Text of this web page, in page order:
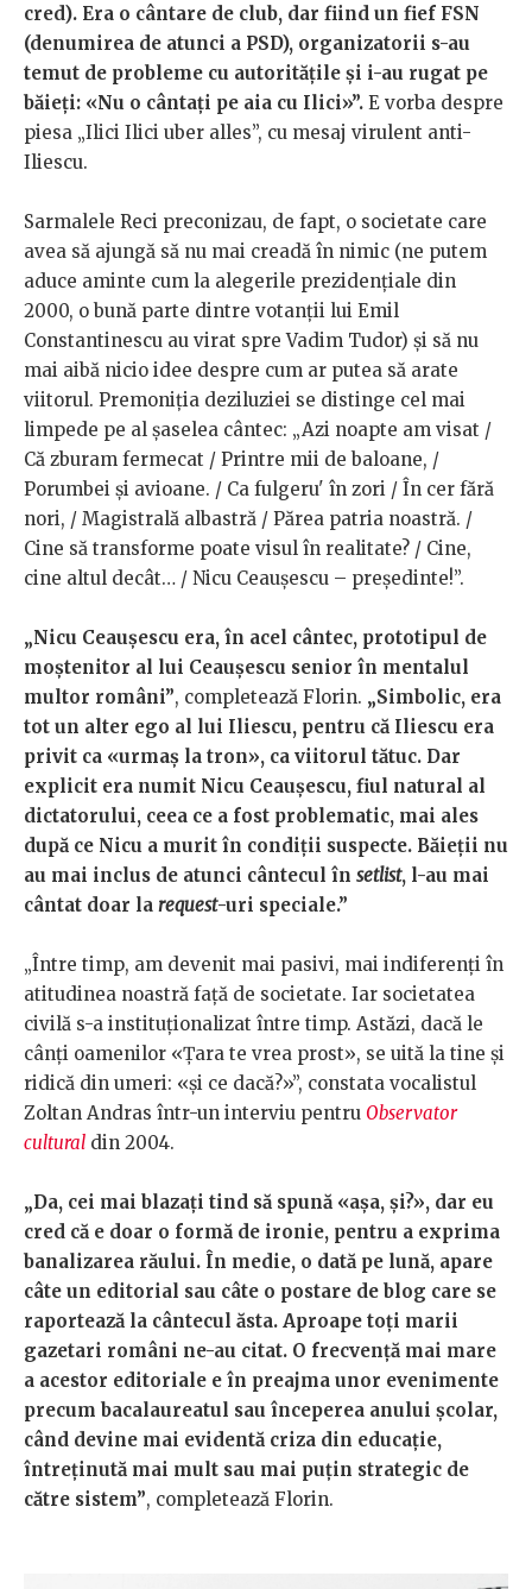
cred). Era o cântare de club, dar fiind un fief FSN
(denumirea de atunci a PSD), organizatorii s-au
temut de probleme cu autoritățile și i-au rugat pe
băieți: «Nu o cântați pe aia cu Ilici»”. E vorba despre
piesa „Ilici Ilici uber alles”, cu mesaj virulent anti-
Iliescu.
Sarmalele Reci preconizau, de fapt, o societate care
avea să ajungă să nu mai creadă în nimic (ne putem
aduce aminte cum la alegerile prezidențiale din
2000, o bună parte dintre votanții lui Emil
Constantinescu au virat spre Vadim Tudor) și să nu
mai aibă nicio idee despre cum ar putea să arate
viitorul. Premoniția deziluziei se distinge cel mai
limpede pe al șaselea cântec: „Azi noapte am visat /
Că zburam fermecat / Printre mii de baloane, /
Porumbei și avioane. / Ca fulgeru' în zori / În cer fără
nori, / Magistrală albastră / Părea patria noastră. /
Cine să transforme poate visul în realitate? / Cine,
cine altul decât… / Nicu Ceaușescu – președinte!”.
„Nicu Ceaușescu era, în acel cântec, prototipul de
moștenitor al lui Ceaușescu senior în mentalul
multor români”, completează Florin. „Simbolic, era
tot un alter ego al lui Iliescu, pentru că Iliescu era
privit ca «urmaș la tron», ca viitorul tătuc. Dar
explicit era numit Nicu Ceaușescu, fiul natural al
dictatorului, ceea ce a fost problematic, mai ales
după ce Nicu a murit în condiții suspecte. Băieții nu
au mai inclus de atunci cântecul în setlist, l-au mai
cântat doar la request-uri speciale.”
„Între timp, am devenit mai pasivi, mai indiferenți în
atitudinea noastră față de societate. Iar societatea
civilă s-a instituționalizat între timp. Astăzi, dacă le
cânți oamenilor «Țara te vrea prost», se uită la tine și
ridică din umeri: «și ce dacă?»”, constata vocalistul
Zoltan Andras într-un interviu pentru Observator
cultural din 2004.
„Da, cei mai blazați tind să spună «așa, și?», dar eu
cred că e doar o formă de ironie, pentru a exprima
banalizarea răului. În medie, o dată pe lună, apare
câte un editorial sau câte o postare de blog care se
raportează la cântecul ăsta. Aproape toți marii
gazetari români ne-au citat. O frecvență mai mare
a acestor editoriale e în preajma unor evenimente
precum bacalaureatul sau începerea anului școlar,
când devine mai evidentă criza din educație,
întreținută mai mult sau mai puțin strategic de
către sistem”, completează Florin.